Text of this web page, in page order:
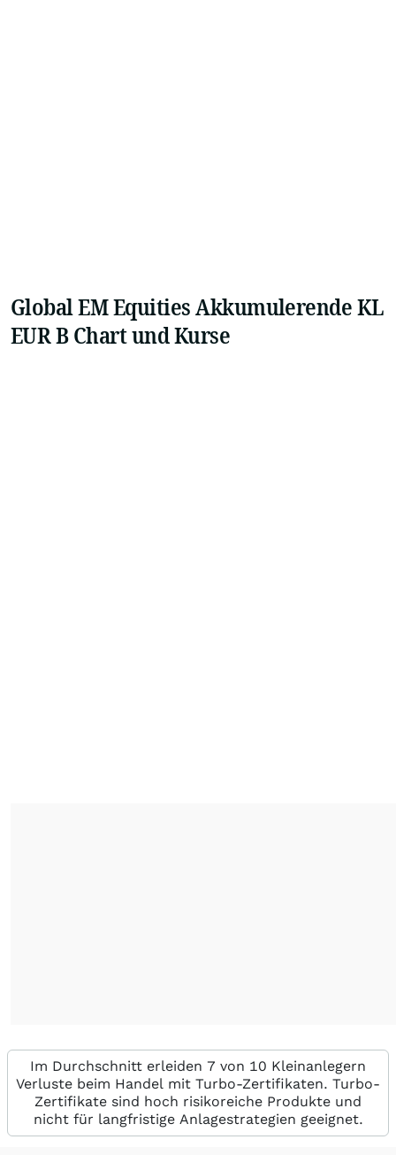
Global EM Equities Akkumulerende KL
EUR B Chart und Kurse
Im Durchschnitt erleiden 7 von 10 Kleinanlegern
Verluste beim Handel mit Turbo-Zertifikaten. Turbo-
Zertifikate sind hoch risikoreiche Produkte und
nicht für langfristige Anlagestrategien geeignet.